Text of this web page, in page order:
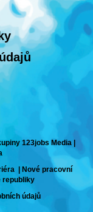
123jobs Media |
| Nové pracovní
republiky
údajů